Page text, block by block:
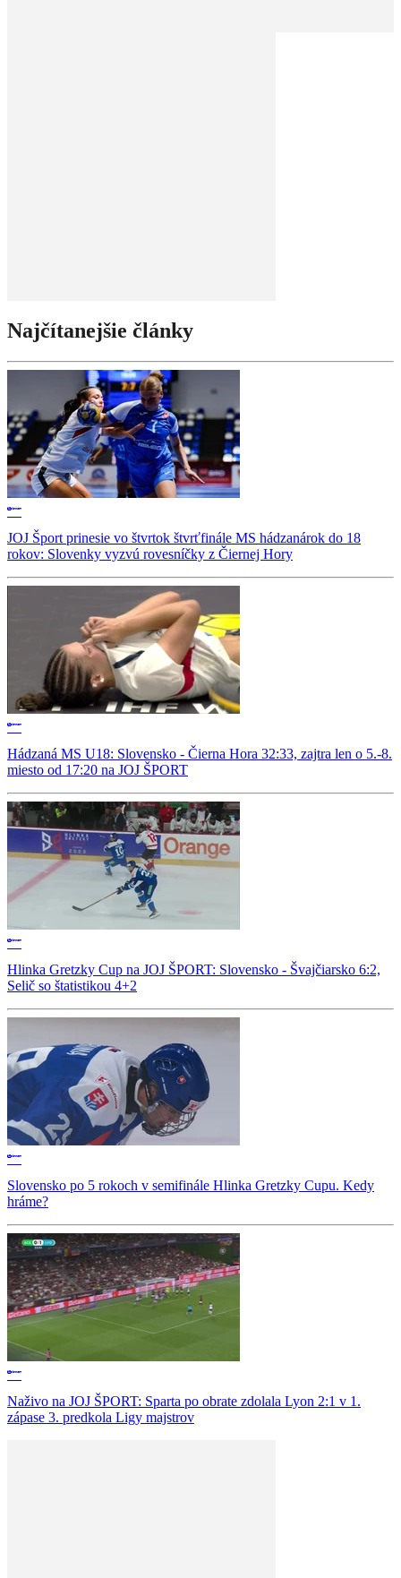
Najčítanejšie články
JOJ Šport prinesie vo štvrtok štvrťfinále MS hádzanárok do 18
rokov: Slovenky vyzvú rovesníčky z Čiernej Hory
Hádzaná MS U18: Slovensko - Čierna Hora 32:33, zajtra len o 5.-8.
miesto od 17:20 na JOJ ŠPORT
Hlinka Gretzky Cup na JOJ ŠPORT: Slovensko - Švajčiarsko 6:2,
Selič so štatistikou 4+2
Slovensko po 5 rokoch v semifinále Hlinka Gretzky Cupu. Kedy
hráme?
Naživo na JOJ ŠPORT: Sparta po obrate zdolala Lyon 2:1 v 1.
zápase 3. predkola Ligy majstrov